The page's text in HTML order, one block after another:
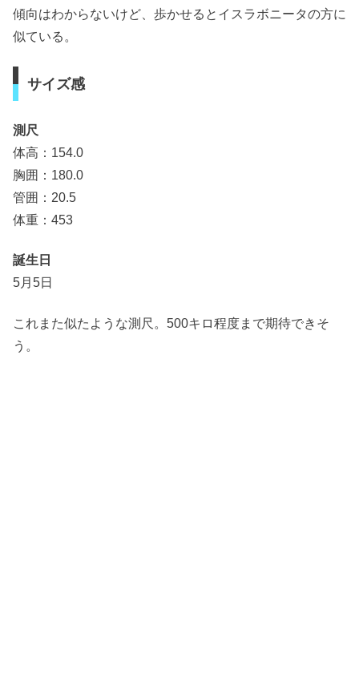
傾向はわからないけど、歩かせるとイスラボニータの方に
似ている。
サイズ感
測尺
体高：154.0
胸囲：180.0
管囲：20.5
体重：453
誕生日
5月5日
これまた似たような測尺。500キロ程度まで期待できそ
う。